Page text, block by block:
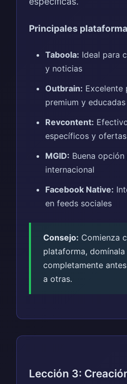
Principales
Taboola: Ideal para
y noticias
Outbrain: Excelente
premium y educadas
Revcontent:
específicos y
MGID: Buena
internacional
Facebook Native:
en feeds sociales
Consejo: Comienza
plataforma, domínala
completamente
a otras.
Lección 3: